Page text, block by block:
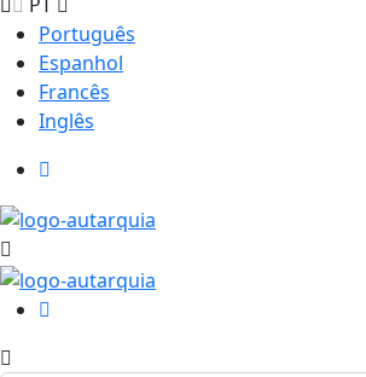
PT
Português
Espanhol
Francês
Inglês